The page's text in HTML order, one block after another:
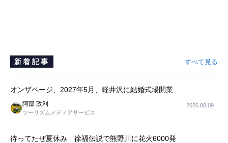
新着記事 すべて見る
オンザページ、2027年5月、軽井沢に結婚式場開業
阿部 政利
ツーリズムメディアサービス
2026.08.09
待ってたぜ夏休み 徐福伝説で熊野川に花火6000発